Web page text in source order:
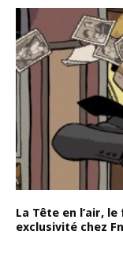
La Tête en l’air, le
exclusivité chez